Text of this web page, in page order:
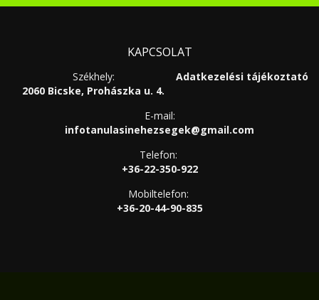
KAPCSOLAT
Adatkezelési tájékoztató
Székhely:
2060 Bicske, Prohászka u. 4.
E-mail:
infotanulasinehezsegek@gmail.com
Telefon:
+36-22-350-922
Mobiltelefon:
+36-20-44-90-835